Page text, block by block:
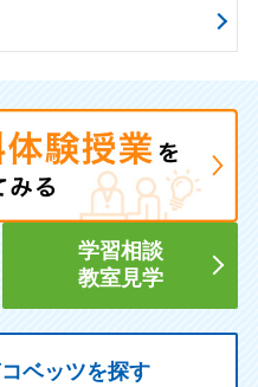
学習相談
教室見学
ベッツを探す